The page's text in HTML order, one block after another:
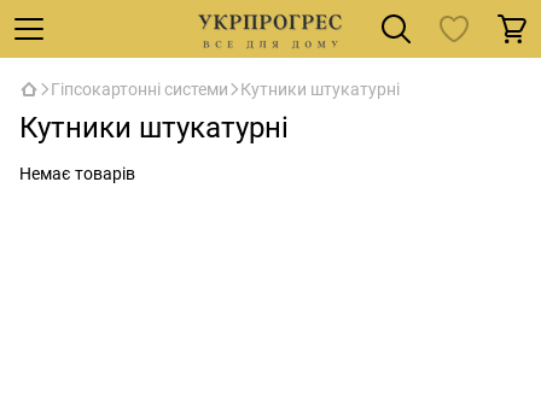
Гіпсокартонні системи Кутники штукатурні
Кутники штукатурні
Немає товарів